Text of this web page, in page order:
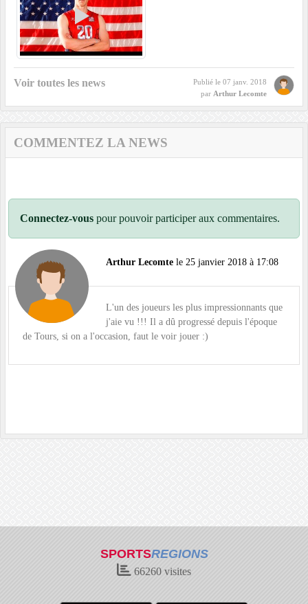
Voir toutes les news Publié le 07 janv. 2018
par Arthur Lecomte
COMMENTEZ LA NEWS
Connectez-vous pour pouvoir participer aux commentaires.
Arthur Lecomte le 25 janvier 2018 à 17:08
L'un des joueurs les plus impressionnants que
j'aie vu !!! Il a dû progressé depuis l'époque
de Tours, si on a l'occasion, faut le voir jouer :)
SPORTSREGIONS
66260 visites